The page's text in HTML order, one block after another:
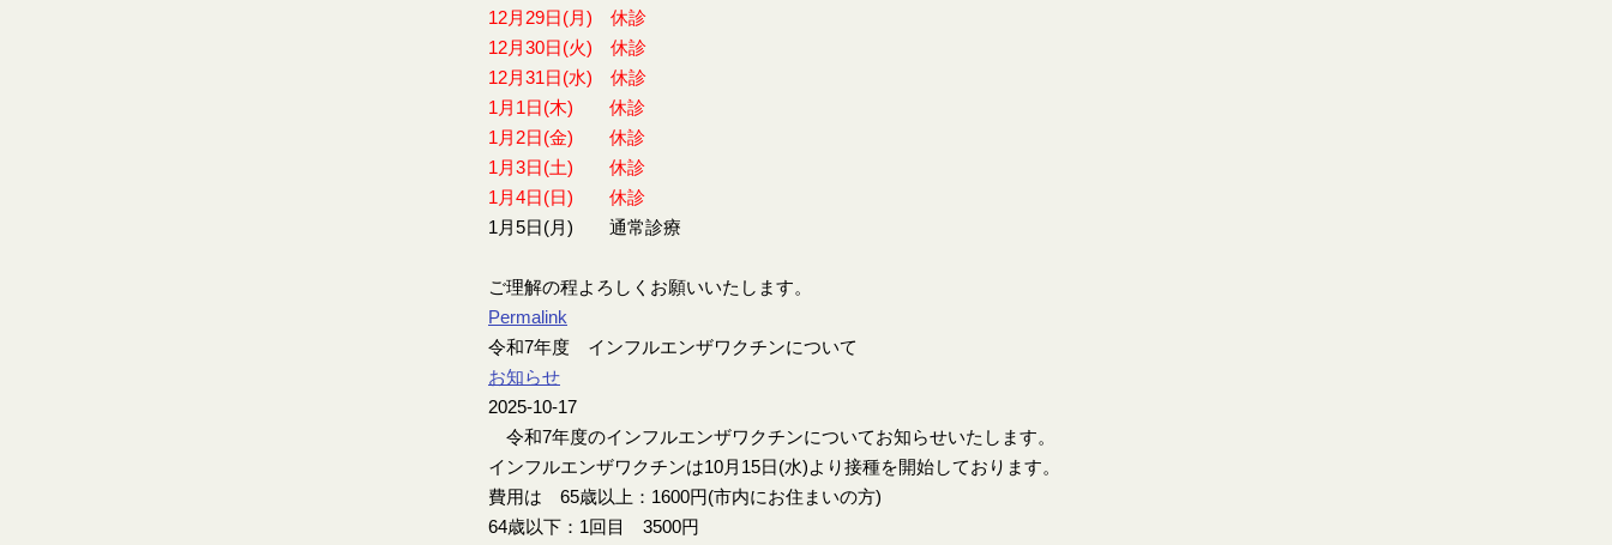
12月29日(月) 休診
12月30日(火) 休診
12月31日(水) 休診
1月1日(木) 休診
1月2日(金) 休診
1月3日(土) 休診
1月4日(日) 休診
1月5日(月) 通常診療
ご理解の程よろしくお願いいたします。
Permalink
令和7年度 インフルエンザワクチンについて
お知らせ
2025-10-17
令和7年度のインフルエンザワクチンについてお知らせいたします。
インフルエンザワクチンは10月15日(水)より接種を開始しております。
費用は 65歳以上：1600円(市内にお住まいの方)
64歳以下：1回目 3500円